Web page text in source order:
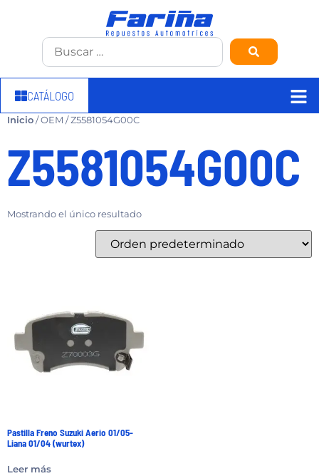
CATÁLOGO
Inicio/ OEM / Z5581054G00C
Z5581054G00C
Mostrando el único resultado
Pastilla Freno Suzuki Aerio 01/05-
Liana 01/04 (wurtex)
Leer más